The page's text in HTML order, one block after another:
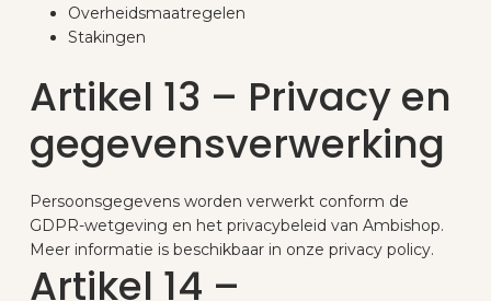
Overheidsmaatregelen
Stakingen
Artikel 13 – Privacy en
gegevensverwerking
Persoonsgegevens worden verwerkt conform de
GDPR-wetgeving en het privacybeleid van Ambishop.
Meer informatie is beschikbaar in onze privacy policy.
Artikel 14 –